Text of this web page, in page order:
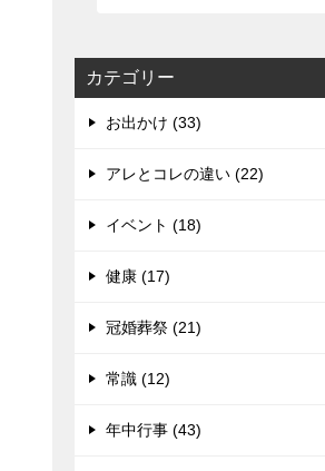
カテゴリー
お出かけ (33)
アレとコレの違い (22)
イベント (18)
健康 (17)
冠婚葬祭 (21)
常識 (12)
年中行事 (43)